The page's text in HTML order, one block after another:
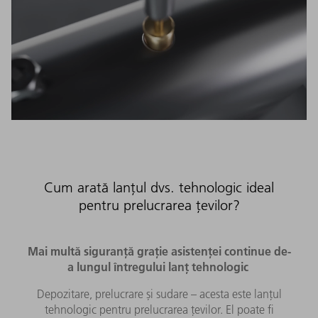
Cum arată lanțul dvs. tehnologic ideal
pentru prelucrarea țevilor?
Mai multă siguranță grație asistenței continue de-
a lungul întregului lanț tehnologic
Depozitare, prelucrare și sudare – acesta este lanțul
tehnologic pentru prelucrarea țevilor. El poate fi